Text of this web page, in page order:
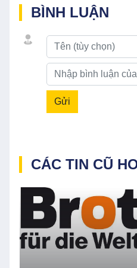
BÌNH LUẬN
Gửi
CÁC TIN CŨ